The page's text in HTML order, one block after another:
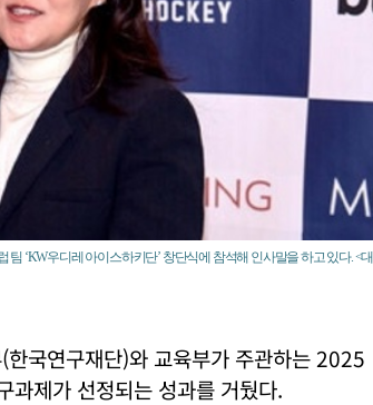
팀 ‘KW우디레 아이스하키단’ 창단식에 참석해 인사말을 하고 있다. <대
국연구재단)와 교육부가 주관하는 2025
과제가 선정되는 성과를 거뒀다.